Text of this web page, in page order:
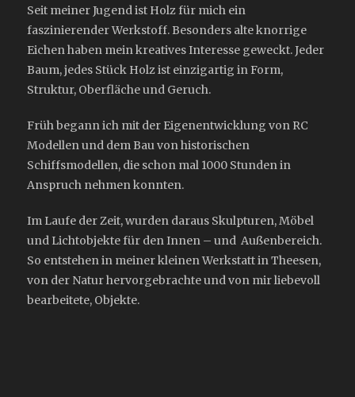
Seit meiner Jugend ist Holz für mich ein
faszinierender Werkstoff. Besonders alte knorrige
Eichen haben mein kreatives Interesse geweckt. Jeder
Baum, jedes Stück Holz ist einzigartig in Form,
Struktur, Oberfläche und Geruch.
Früh begann ich mit der Eigenentwicklung von RC
Modellen und dem Bau von historischen
Schiffsmodellen, die schon mal 1000 Stunden in
Anspruch nehmen konnten.
Im Laufe der Zeit, wurden daraus Skulpturen, Möbel
und Lichtobjekte für den Innen – und Außenbereich.
So entstehen in meiner kleinen Werkstatt in Theesen,
von der Natur hervorgebrachte und von mir liebevoll
bearbeitete, Objekte.